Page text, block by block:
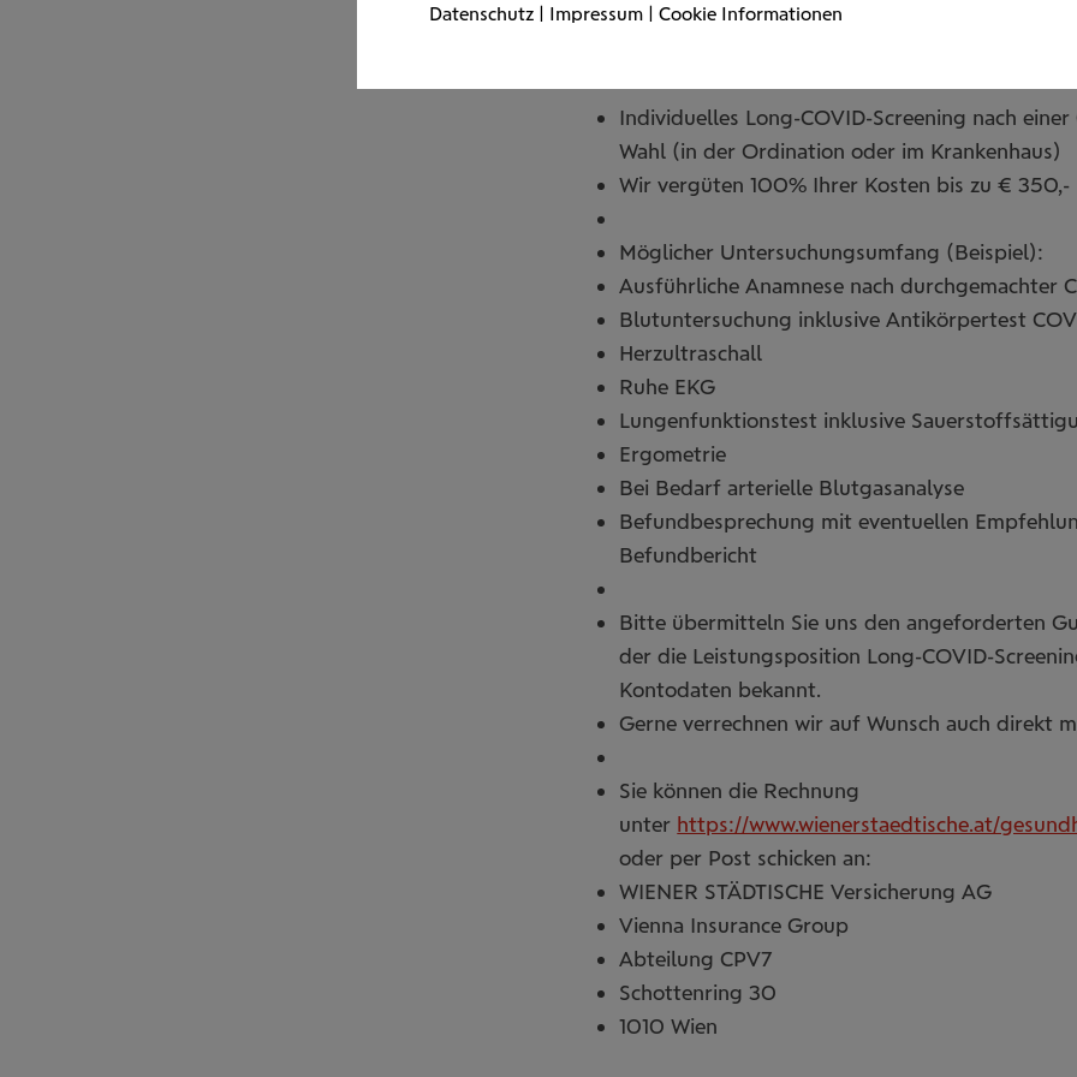
Individuelles Long-COVID-Screening nach
Wahl (in der Ordination oder im Krankenhaus)
Wir vergüten 100% Ihrer Kosten bis zu € 350,-
Möglicher Untersuchungsumfang (Beispiel):
Ausführliche Anamnese nach durchgemachter
Blutuntersuchung inklusive Antikörpertest
Herzultraschall
Ruhe EKG
Lungenfunktionstest inklusive
Ergometrie
Bei Bedarf arterielle Blutgasanalyse
Befundbesprechung mit eventuellen
Befundbericht
Bitte übermitteln Sie uns den angeforderten
der die Leistungsposition Long-COVID-
Kontodaten bekannt.
Gerne verrechnen wir auf Wunsch auch direkt
Sie können die Rechnung
unter https://www.wienerstaedtische.at/
oder per Post schicken an:
WIENER STÄDTISCHE Versicherung AG
Vienna Insurance Group
Abteilung CPV7
Schottenring 30
1010 Wien
Datenschutz | Impressum | Cookie Informationen